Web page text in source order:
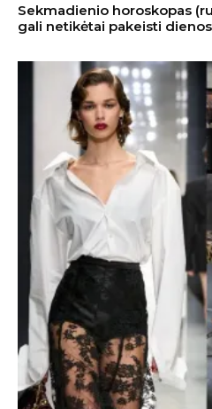
Sekmadienio horoskopas
gali netikėtai pakeisti